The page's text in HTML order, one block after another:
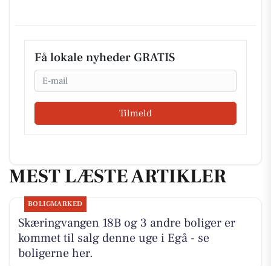
Få lokale nyheder GRATIS
Email
Tilmeld
MEST LÆSTE ARTIKLER
BOLIGMARKED
Skæringvangen 18B og 3 andre boliger er
kommet til salg denne uge i Egå - se
boligerne her.